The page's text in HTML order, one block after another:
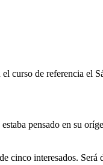
de referencia el
pensado en su
cinco interesados.